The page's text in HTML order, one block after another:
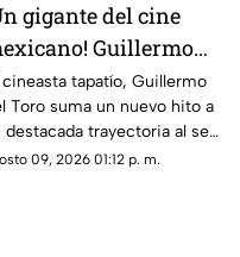
gigante del cine
Guillermo
Toro recibe el
Honoris
en Bellas Artes
cineasta tapatío, Guillermo
Toro suma un nuevo hito a
destacada trayectoria al ser
en Los Ángeles por
09, 2026 01:12 p. m.